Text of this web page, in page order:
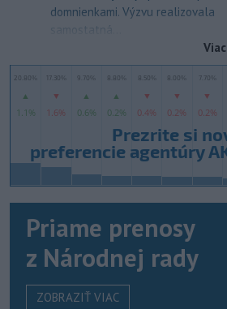
domnienkami. Výzvu realizovala
samostatná...
Viac
Priame prenosy
z Národnej rady
ZOBRAZIŤ VIAC